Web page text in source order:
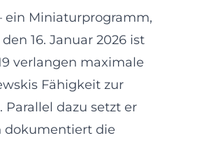
ein Miniaturprogramm,
16. Januar 2026 ist
verlangen maximale
Fähigkeit zur
dazu setzt er
dokumentiert die